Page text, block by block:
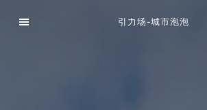
引力场-城市泡泡